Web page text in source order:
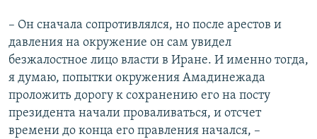
– Он сначала сопротивлялся, но после арестов и
давления на окружение он сам увидел
безжалостное лицо власти в Иране. И именно тогда,
я думаю, попытки окружения Амадинежада
проложить дорогу к сохранению его на посту
президента начали проваливаться, и отсчет
времени до конца его правления начался, –